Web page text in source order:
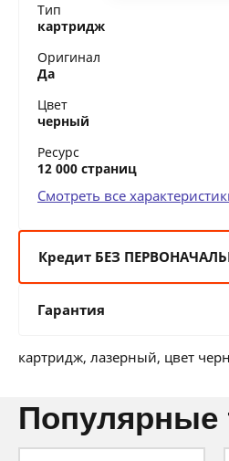
Тип
картридж
Оригинал
Да
Цвет
черный
Ресурс
12 000 страниц
Смотреть все
Кредит БЕЗ
12 мес:31 BYN/мес
36 мес:13 BYN/мес
Гарантия
12 месяцев
картридж, лазерный, цвет